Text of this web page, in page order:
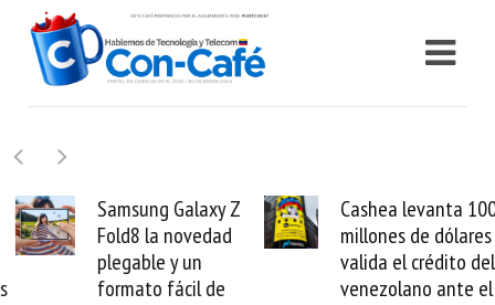
Samsung Galaxy Z
Fold8 la novedad
plegable y un
formato fácil de
Cashea levanta 100
millones de dólares y
valida el crédito del
venezolano ante el